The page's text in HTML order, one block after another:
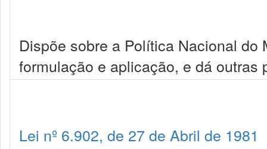
Dispõe sobre a Política Nacional
formulação e aplicação, e dá outras
Lei nº 6.902, de 27 de Abril de 1981